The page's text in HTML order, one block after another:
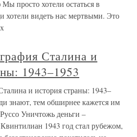
просто хотели остаться в
хотели видеть нас мертвыми. Это
Сталина и
1943–1953
и история страны: 1943–
знают, тем обширнее кажется им
Уничтожь деньги –
1943 год стал рубежом,